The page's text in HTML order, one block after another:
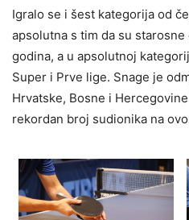
Igralo se i šest kategorija od
apsolutna s tim da su
godina, a u apsolutnoj
Super i Prve lige. Snage je
Hrvatske, Bosne i
rekordan broj sudionika na